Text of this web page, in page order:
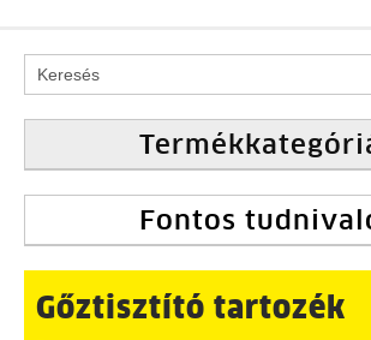
Fontos
Gőztisztító tartozék